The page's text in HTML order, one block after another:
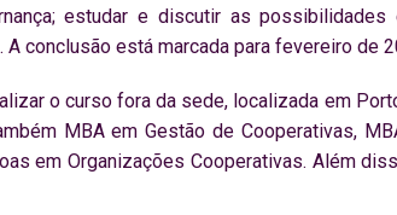
estudar e discutir as
conclusão está marcada para fevereiro de
o curso fora da sede, localizada em
MBA em Gestão de Cooperativas,
em Organizações Cooperativas. Além